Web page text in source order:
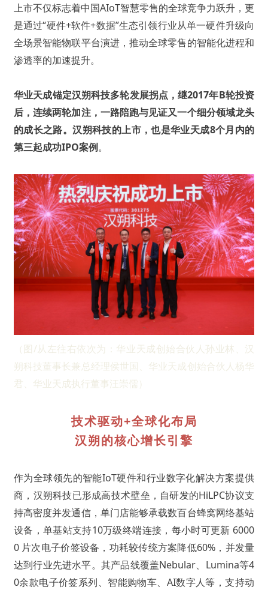
上市不仅标志着中国AIoT智慧零售的全球竞争力跃升，更
是通过“硬件+软件+数据”生态引领行业从单一硬件升级向
全场景智能物联平台演进，推动全球零售的智能化进程和
渗透率的加速提升。
华业天成锚定汉朔科技多轮发展拐点，继2017年B轮投资
后，连续两轮加注，一路陪跑与见证又一个细分领域龙头
的成长之路。汉朔科技的上市，也是华业天成8个月内的
第三起成功IPO案例。
（图/从左往右依次为：华业天成创始合伙人孙业林、汉
朔科技董事长兼总经理侯世国、华业天成创始合伙人杨华
君、华业天成执行董事汪崇儒）
技术驱动+全球化布局
汉朔的核心增长引擎
作为全球领先的智能IoT硬件和行业数字化解决方案提供
商，汉朔科技已形成高技术壁垒，自研发的HiLPC协议支
持高密度并发通信，单门店能够承载数百台蜂窝网络基站
设备，单基站支持10万级终端连接，每小时可更新 6000
0 片次电子价签设备，功耗较传统方案降低60%，并发量
达到行业先进水平。其产品线覆盖Nebular、Lumina等4
0余款电子价签系列、智能购物车、AI数字人等，支持动